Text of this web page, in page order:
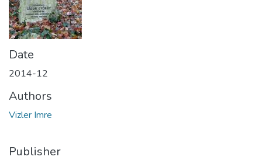
Date
2014-12
Authors
Vizler Imre
Publisher